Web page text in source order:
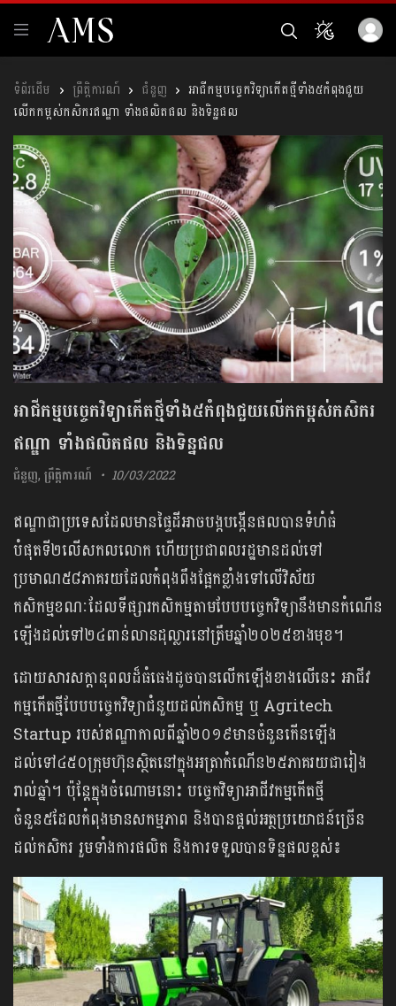
ព្រឹត្តិការណ៍ ជំនួញ
អាជីកម្មបច្ចេកវិទ្យាកើតថ្មីទាំង៥កំពុងជួយ
លើកកម្ពស់កសិករឥណ្ឌា ទាំងផលិតផល និងទិន្នផល
អាជីកម្មបច្ចេកវិទ្យាកើតថ្មីទាំង៥កំពុងជួយលើកកម្ពស់កសិករ
ឥណ្ឌា ទាំងផលិតផល និងទិន្នផល
ជំនួញ,ព្រឹត្តិការណ៍ 10/03/2022
ឥណ្ឌាជាប្រទេសដែលមានផ្ទៃដីអាចបង្កបង្កើនផលបានទំហំធំ
បំផុតទី២លើសកលលោក ហើយប្រជាពលរដ្ឋមានដល់ទៅ
ប្រមាណ៥៨ភាគរយដែលកំពុងពឹងផ្អែកខ្លាំងទៅលើវិស័យ
កសិកម្មខណៈដែលទីផ្សារកសិកម្មតាមបែបបច្ចេកវិទ្យានឹងមានកំណើន
ឡើងដល់ទៅ២៤ពាន់លានដុល្លារនៅត្រឹមឆ្នាំ២០២៥ខាងមុខ។
ដោយសារសក្តានុពលដ៏ធំធេងដូចបានលើកឡើងខាងលើនេះ អាជីវ
កម្មកើតថ្មីបែបបច្ចេកវិទ្យាជំនួយដល់កសិកម្ម ឬ Agritech
Startup របស់ឥណ្ឌាកាលពីឆ្នាំ២០១៩មានចំនួនកើនឡើង
ដល់ទៅ៤៥០ក្រុមហ៊ុនស្ថិតនៅក្នុងអត្រាកំណើន២៥ភាគរយជារៀង
រាល់ឆ្នាំ។ ប៉ុន្តែក្នុងចំណោមនោះ បច្ចេកវិទ្យាអាជីវកម្មកើតថ្មី
ចំនួន៥ដែលកំពុងមានសកម្មភាព និងបានផ្តល់អត្ថប្រយោជន៍ច្រើន
ដល់កសិករ រួមទាំងការផលិត និងការទទួលបានទិន្នផលខ្ពស់៖